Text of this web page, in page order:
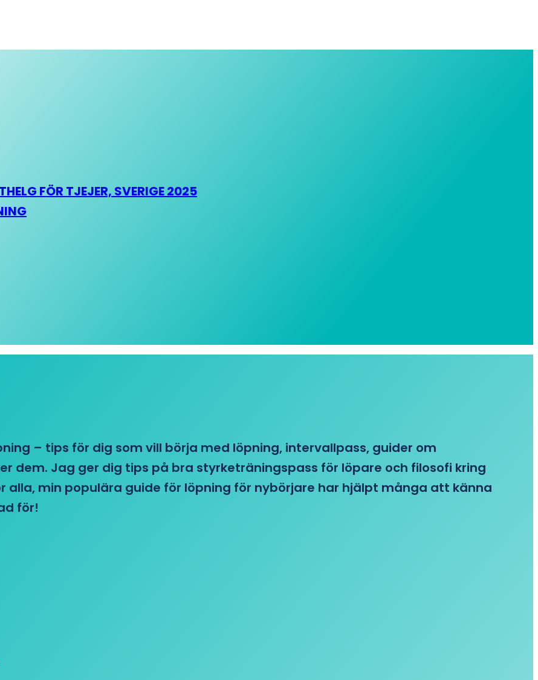
FÖR TJEJER, SVERIGE 2025
– tips för dig som vill börja med löpning, intervallpass, guider om
dem. Jag ger dig tips på bra styrketräningspass för löpare och filosofi kring
alla, min populära guide för löpning för nybörjare har hjälpt många att känna
för!